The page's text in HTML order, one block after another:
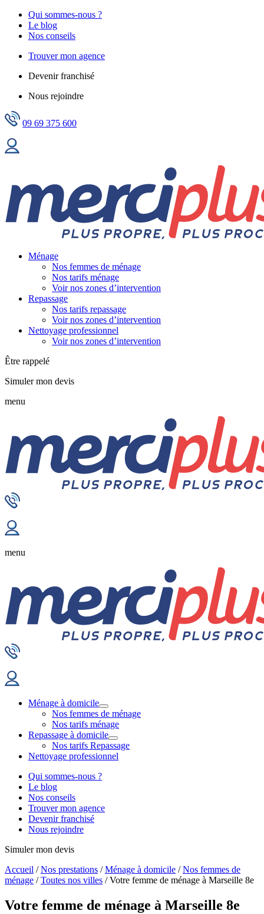
Qui sommes-nous ?
Le blog
Nos conseils
Trouver mon agence
Devenir franchisé
Nous rejoindre
09 69 375 600
Ménage
Nos femmes de ménage
Nos tarifs ménage
Voir nos zones d’intervention
Repassage
Nos tarifs repassage
Voir nos zones d’intervention
Nettoyage professionnel
Voir nos zones d’intervention
Être rappelé
Simuler mon devis
menu
menu
Ménage à domicile
Nos femmes de ménage
Nos tarifs ménage
Repassage à domicile
Nos tarifs Repassage
Nettoyage professionnel
Qui sommes-nous ?
Le blog
Nos conseils
Trouver mon agence
Devenir franchisé
Nous rejoindre
Simuler mon devis
Accueil /Nos prestations /Ménage à domicile /Nos femmes de
ménage /Toutes nos villes /Votre femme de ménage à Marseille 8e
Votre femme de ménage à Marseille 8e